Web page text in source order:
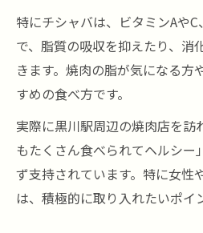
特にチシャバは、ビタミンAや
で、脂質の吸収を抑えたり、消
きます。焼肉の脂が気になる方
すめの食べ方です。
実際に黒川駅周辺の焼肉店を訪
もたくさん食べられてヘルシー
ず支持されています。特に女性
は、積極的に取り入れたいポイ